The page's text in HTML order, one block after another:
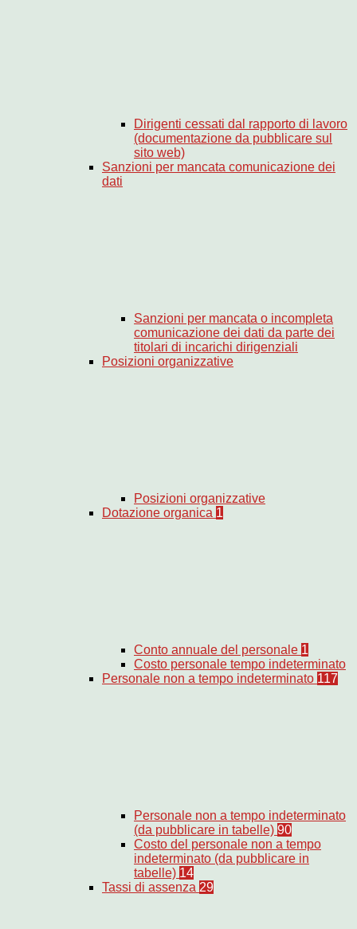
Dirigenti cessati dal rapporto di lavoro
(documentazione da pubblicare sul
sito web)
Sanzioni per mancata comunicazione dei
dati
Sanzioni per mancata o incompleta
comunicazione dei dati da parte dei
titolari di incarichi dirigenziali
Posizioni organizzative
Posizioni organizzative
Dotazione organica 1
Conto annuale del personale 1
Costo personale tempo indeterminato
Personale non a tempo indeterminato 117
Personale non a tempo indeterminato
(da pubblicare in tabelle) 90
Costo del personale non a tempo
indeterminato (da pubblicare in
tabelle) 14
Tassi di assenza 29